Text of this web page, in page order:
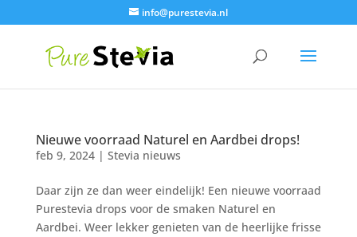
info@purestevia.nl
Nieuwe voorraad Naturel en Aardbei drops!
feb 9, 2024| Stevia nieuws
Daar zijn ze dan weer eindelijk! Een nieuwe voorraad
Purestevia drops voor de smaken Naturel en
Aardbei. Weer lekker genieten van de heerlijke frisse